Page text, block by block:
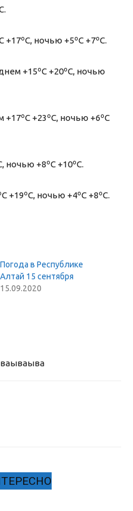
+17ºС, ночью +5ºС +7ºС.
+15ºС +20ºС, ночью
+23ºС, ночью +6ºС
ночью +8ºС +10ºС.
+19ºС, ночью +4ºС +8ºС.
Погода в Республике
Алтай 15 сентября
15.09.2020